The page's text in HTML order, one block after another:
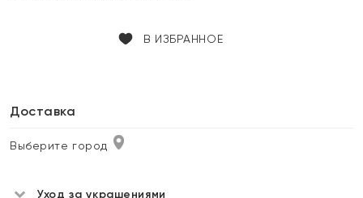
В ИЗБРАННОЕ
Доставка
Выберите город
Уход за украшениями